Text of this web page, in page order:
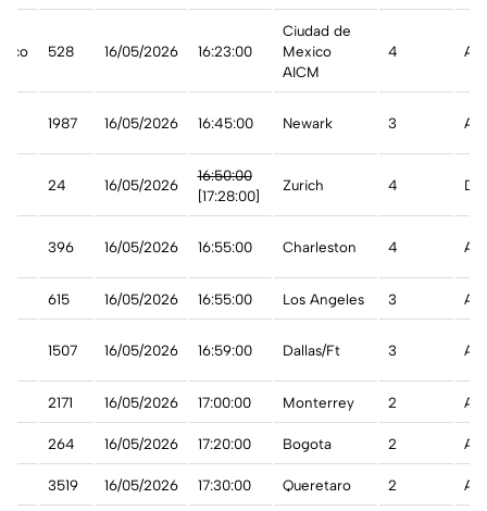
528 16/05/2026 16:23:00
Ciudad de
Mexico
AICM
4 A
1987 16/05/2026 16:45:00 Newark 3 A
24 16/05/2026
16:50:00
[17:28:00]
Zurich 4
396 16/05/2026 16:55:00 Charleston 4 A
615 16/05/2026 16:55:00 Los Angeles 3 A
1507 16/05/2026 16:59:00 Dallas/Ft 3 A
2171 16/05/2026 17:00:00 Monterrey 2 A
264 16/05/2026 17:20:00 Bogota 2 A
3519 16/05/2026 17:30:00 Queretaro 2 A